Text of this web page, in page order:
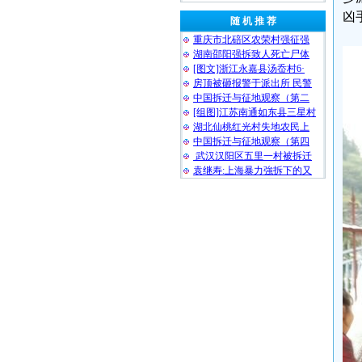
随 机 推 荐
重庆市北碚区农荣村强征强
湖南邵阳强拆致人死亡尸体
[图文]浙江永嘉县汤岙村6·
房顶被砸报警于派出所 民警
中国拆迁与征地观察（第二
[组图]江苏南通如东县三星村
湖北仙桃红光村失地农民上
中国拆迁与征地观察（第四
武汉汉阳区五里一村被拆迁
袁继寿:上海暴力強拆下的又
凶